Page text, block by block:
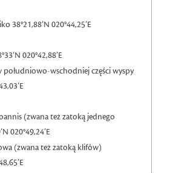
38°21,88’N 020°44,25’E
020°42,88’E
wschodniej części wyspy
(zwana też zatoką jednego
020°49,24’E
(zwana też zatoką klifów)